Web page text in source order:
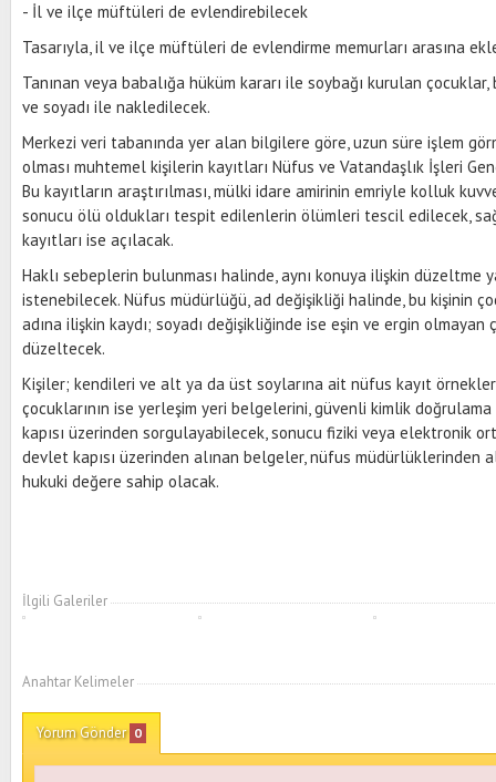
- İl ve ilçe müftüleri de evlendirebilecek
Tasarıyla, il ve ilçe müftüleri de evlendirme memurları arasına
Tanınan veya babalığa hüküm kararı ile soybağı kurulan çocuklar,
ve soyadı ile nakledilecek.
Merkezi veri tabanında yer alan bilgilere göre, uzun süre işlem
olması muhtemel kişilerin kayıtları Nüfus ve Vatandaşlık İşleri
Bu kayıtların araştırılması, mülki idare amirinin emriyle kolluk
sonucu ölü oldukları tespit edilenlerin ölümleri tescil edilecek,
kayıtları ise açılacak.
Haklı sebeplerin bulunması halinde, aynı konuya ilişkin düzeltme
istenebilecek. Nüfus müdürlüğü, ad değişikliği halinde, bu kişinin
adına ilişkin kaydı; soyadı değişikliğinde ise eşin ve ergin olmayan
düzeltecek.
Kişiler; kendileri ve alt ya da üst soylarına ait nüfus kayıt
çocuklarının ise yerleşim yeri belgelerini, güvenli kimlik
kapısı üzerinden sorgulayabilecek, sonucu fiziki veya elektronik
devlet kapısı üzerinden alınan belgeler, nüfus müdürlüklerinden
hukuki değere sahip olacak.
İlgili Galeriler
Anahtar Kelimeler
Yorum Gönder 0